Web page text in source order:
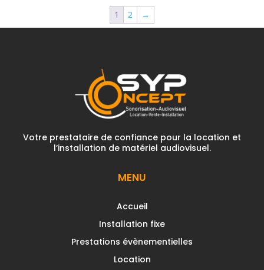
1 2 →
Votre prestataire de confiance pour la location et
l’installation de matériel audiovisuel.
MENU
Accueil
Installation fixe
Prestations évènementielles
Location